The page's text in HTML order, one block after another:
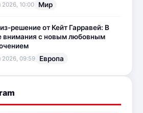
2026, 10:00 Мир
решение от Кейт Гарравей: В
внимания с новым любовным
2026, 09:59 Европа